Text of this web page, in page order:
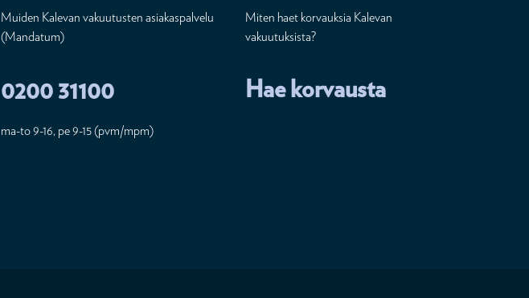
Muiden Kalevan vakuutusten asiakaspalvelu
(Mandatum)
0200 31100
ma-to 9-16, pe 9-15 (pvm/mpm)
Miten haet korvauksia Kalevan
vakuutuksista?
Hae korvausta